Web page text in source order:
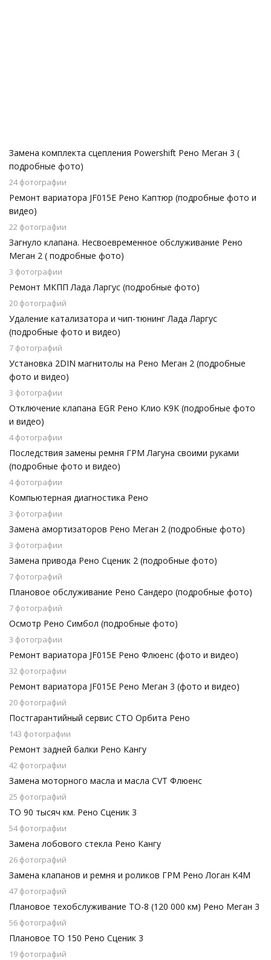
Замена комплекта сцепления Powershift Рено Меган 3 (
подробные фото)
24 фотографии
Ремонт вариатора JF015E Рено Каптюр (подробные фото и
видео)
22 фотографии
Загнуло клапана. Несвоевременное обслуживание Рено
Меган 2 ( подробные фото)
3 фотографии
Ремонт МКПП Лада Ларгус (подробные фото)
20 фотографий
Удаление катализатора и чип-тюнинг Лада Ларгус
(подробные фото и видео)
7 фотографий
Установка 2DIN магнитолы на Рено Меган 2 (подробные
фото и видео)
3 фотографии
Отключение клапана EGR Рено Клио K9K (подробные фото
и видео)
4 фотографии
Последствия замены ремня ГРМ Лагуна своими руками
(подробные фото и видео)
4 фотографии
Компьютерная диагностика Рено
3 фотографии
Замена амортизаторов Рено Меган 2 (подробные фото)
3 фотографии
Замена привода Рено Сценик 2 (подробные фото)
7 фотографий
Плановое обслуживание Рено Сандеро (подробные фото)
7 фотографий
Осмотр Рено Симбол (подробные фото)
3 фотографии
Ремонт вариатора JF015E Рено Флюенс (фото и видео)
32 фотографии
Ремонт вариатора JF015E Рено Меган 3 (фото и видео)
20 фотографий
Постгарантийный сервис СТО Орбита Рено
143 фотографии
Ремонт задней балки Рено Кангу
42 фотографии
Замена моторного масла и масла CVT Флюенс
25 фотографий
ТО 90 тысяч км. Рено Сценик 3
54 фотографии
Замена лобового стекла Рено Кангу
26 фотографий
Замена клапанов и ремня и роликов ГРМ Рено Логан K4M
47 фотографий
Плановое техобслуживание ТО-8 (120 000 км) Рено Меган 3
56 фотографий
Плановое ТО 150 Рено Сценик 3
19 фотографий